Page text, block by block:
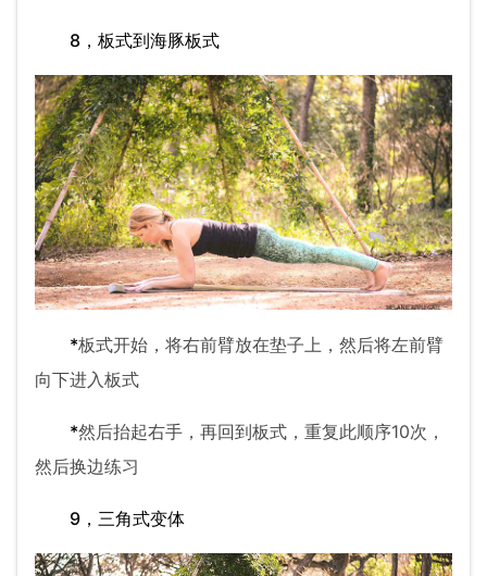
8，板式到海豚板式
*板式开始，将右前臂放在垫子上，然后将左前臂
向下进入板式
*然后抬起右手，再回到板式，重复此顺序10次，
然后换边练习
9，三角式变体